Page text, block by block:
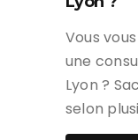
Vous
une
Lyon ?
selon